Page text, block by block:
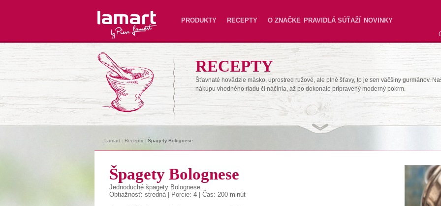
Lamart PRODUKTY RECEPTY O ZNAČKE PRAVIDLÁ SÚŤAŽÍ
NOVINKY
RECEPTY
Šťavnaté hovädzie mäsko, uprostred ružové, ale plné šťavy, to je sen väčšiny gurmánov.
nákupu vhodného riadu či náčinia, až po dokonale pripravený moderný pokrm.
Lamart Recepty Špagety Bolognese
Špagety Bolognese
Jednoduché špagety Bolognese
Obtiažnosť: stredná | Porcie: 4 | Čas: 200 minút